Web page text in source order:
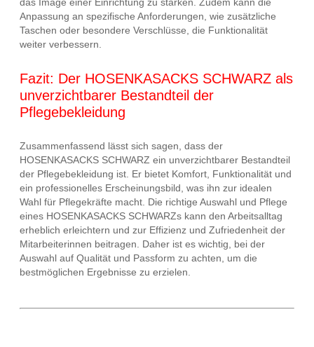
Anpassung an spezifische Anforderungen, wie zusätzliche
Taschen oder besondere Verschlüsse, die Funktionalität
weiter verbessern.
Fazit: Der HOSENKASACKS SCHWARZ als
unverzichtbarer Bestandteil der
Pflegebekleidung
Zusammenfassend lässt sich sagen, dass der
HOSENKASACKS SCHWARZ ein unverzichtbarer Bestandteil
der Pflegebekleidung ist. Er bietet Komfort, Funktionalität und
ein professionelles Erscheinungsbild, was ihn zur idealen
Wahl für Pflegekräfte macht. Die richtige Auswahl und Pflege
eines HOSENKASACKS SCHWARZs kann den Arbeitsalltag
erheblich erleichtern und zur Effizienz und Zufriedenheit der
Mitarbeiterinnen beitragen. Daher ist es wichtig, bei der
Auswahl auf Qualität und Passform zu achten, um die
bestmöglichen Ergebnisse zu erzielen.